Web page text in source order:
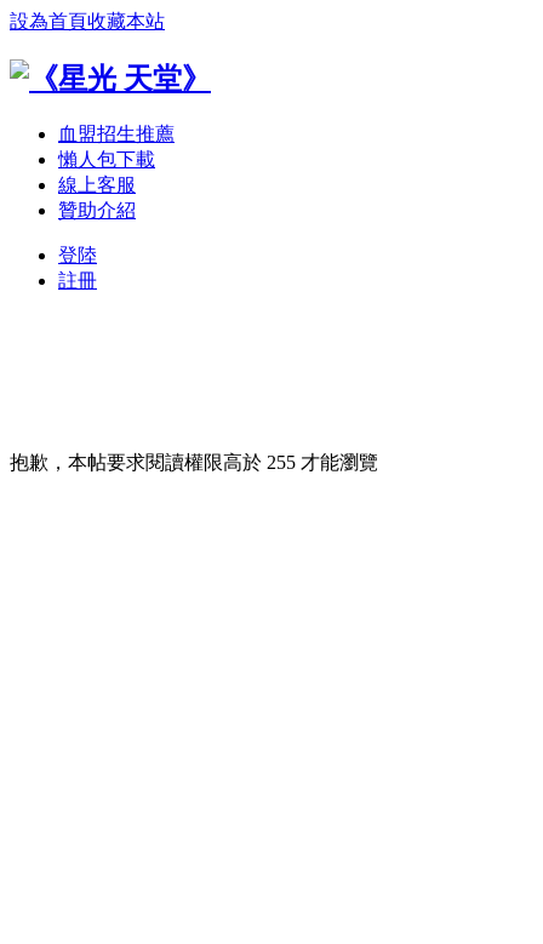
設為首頁收藏本站
血盟招生推薦
懶人包下載
線上客服
贊助介紹
登陸
註冊
抱歉，本帖要求閱讀權限高於 255 才能瀏覽